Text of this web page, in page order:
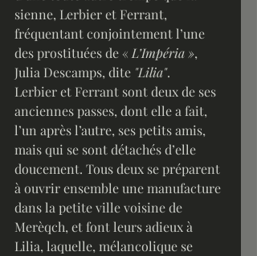
sienne, Lerbier et Ferrant,
fréquentant conjointement l’une
des prostituées de « L’Impéria »,
Julia Descamps, dite "Lilia".
Lerbier et Ferrant sont deux de ses
anciennes passes, dont elle a fait,
l’un après l’autre, ses petits amis,
mais qui se sont détachés d’elle
doucement. Tous deux se préparent
à ouvrir ensemble une manufacture
dans la petite ville voisine de
Merèqch, et font leurs adieux à
Lilia, laquelle, mélancolique se